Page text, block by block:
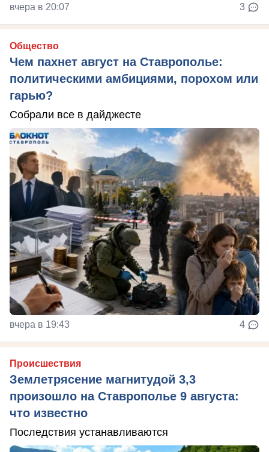
вчера в 20:07 3
Общество
Чем пахнет август на Ставрополье:
политическими амбициями, порохом или
гарью?
Собрали все в дайджесте
вчера в 19:43 4
Происшествия
Землетрясение магнитудой 3,3
произошло на Ставрополье 9 августа:
что известно
Последствия устанавливаются